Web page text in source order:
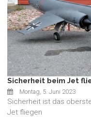
Sicherheit beim Jet
Montag, 5. Juni 2023
Sicherheit ist das
Jet fliegen